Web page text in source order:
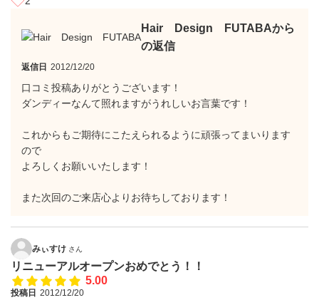
Hair Design FUTABAから
の返信
返信日 2012/12/20
口コミ投稿ありがとうございます！
ダンディーなんて照れますがうれしいお言葉です！
これからもご期待にこたえられるように頑張ってまいります
ので
よろしくお願いいたします！
また次回のご来店心よりお待ちしております！
みぃすけ さん
リニューアルオープンおめでとう！！
5.00
投稿日 2012/12/20